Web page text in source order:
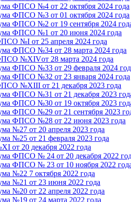
ФПСО №4 от 22 октября 2024 года
ФПСО №3 от 01 октября 2024 года
ФПСО №2 от 19 сентября 2024
ФПСО №1 от 20 июня 2024 года
№I от 25 апреля 2024 года
ФПСО №34 от 28 марта 2024 года
№XIVот 28 марта 2024 года
ФПСО №33 от 29 февраля 2024
ФПСО №32 от 23 января 2024 года
№XIII от 21 декабря 2023 года
ФПСО №31 от 21 декабря 2023
ФПСО №30 от 19 октября 2023
ФПСО №29 от 21 сентября 2023
ФПСО №28 от 22 июня 2023 года
№27 от 20 апреля 2023 года
№25 от 21 февраля 2023 года
от 20 декабря 2022 года
ФПСО № 24 от 20 декабря 2022
ФПСО № 23 от 10 ноября 2022
№22 7 октября 2022 года
№21 от 23 июня 2022 года
№20 от 22 апреля 2022 года
№19 от 24 марта 2022 года